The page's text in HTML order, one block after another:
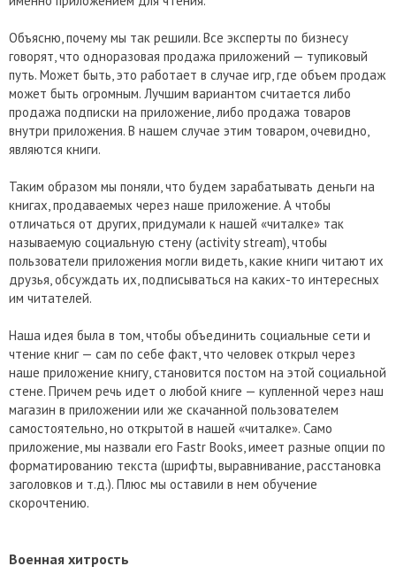
Объясню, почему мы так решили. Все эксперты по бизнесу
говорят, что одноразовая продажа приложений — тупиковый
путь. Может быть, это работает в случае игр, где объем продаж
может быть огромным. Лучшим вариантом считается либо
продажа подписки на приложение, либо продажа товаров
внутри приложения. В нашем случае этим товаром, очевидно,
являются книги.
Таким образом мы поняли, что будем зарабатывать деньги на
книгах, продаваемых через наше приложение. А чтобы
отличаться от других, придумали к нашей «читалке» так
называемую социальную стену (activity stream), чтобы
пользователи приложения могли видеть, какие книги читают их
друзья, обсуждать их, подписываться на каких-то интересных
им читателей.
Наша идея была в том, чтобы объединить социальные сети и
чтение книг — сам по себе факт, что человек открыл через
наше приложение книгу, становится постом на этой социальной
стене. Причем речь идет о любой книге — купленной через наш
магазин в приложении или же скачанной пользователем
самостоятельно, но открытой в нашей «читалке». Само
приложение, мы назвали его Fastr Books, имеет разные опции по
форматированию текста (шрифты, выравнивание, расстановка
заголовков и т.д.). Плюс мы оставили в нем обучение
скорочтению.
Военная хитрость